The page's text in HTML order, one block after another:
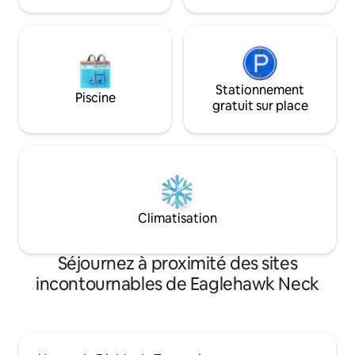
Vous ne voudrez
Piscine
Stationnement
gratuit sur place
Climatisation
Séjournez à proximité des sites
incontournables de Eaglehawk Neck